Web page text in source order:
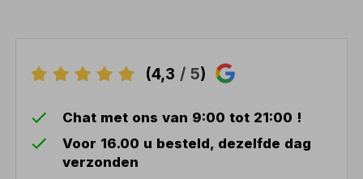
(4,3 / 5)
Chat met ons van 9:00 tot 21:00 !
Voor 16.00 u besteld, dezelfde dag
verzonden